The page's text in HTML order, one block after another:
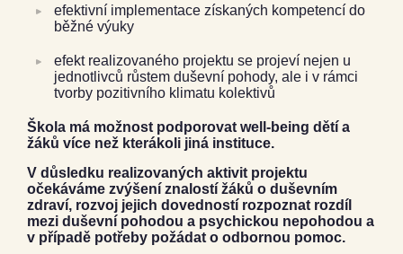
efektivní implementace získaných kompetencí do
běžné výuky
efekt realizovaného projektu se projeví nejen u
jednotlivců růstem duševní pohody, ale i v rámci
tvorby pozitivního klimatu kolektivů
Škola má možnost podporovat well-being dětí a
žáků více než kterákoli jiná instituce.
V důsledku realizovaných aktivit projektu
očekáváme zvýšení znalostí žáků o duševním
zdraví, rozvoj jejich dovedností rozpoznat rozdíl
mezi duševní pohodou a psychickou nepohodou a
v případě potřeby požádat o odbornou pomoc.